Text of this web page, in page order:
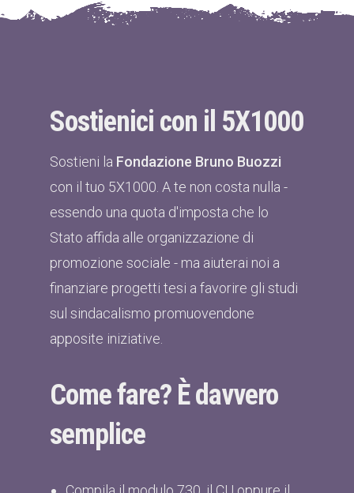
Sostienici con il 5X1000
Sostieni la Fondazione Bruno Buozzi
con il tuo 5X1000. A te non costa nulla -
essendo una quota d'imposta che lo
Stato affida alle organizzazione di
promozione sociale - ma aiuterai noi a
finanziare progetti tesi a favorire gli studi
sul sindacalismo promuovendone
apposite iniziative.
Come fare? È davvero
semplice